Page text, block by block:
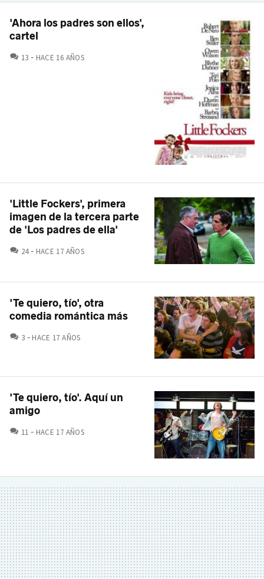
'Ahora los padres son ellos',
cartel
13 COMENTARIOS
HACE 16 AÑOS
'Little Fockers', primera
imagen de la tercera parte
de 'Los padres de ella'
24 COMENTARIOS
HACE 17 AÑOS
'Te quiero, tío', otra
comedia romántica más
3 COMENTARIOS
HACE 17 AÑOS
'Te quiero, tío'. Aquí un
amigo
11 COMENTARIOS
HACE 17 AÑOS